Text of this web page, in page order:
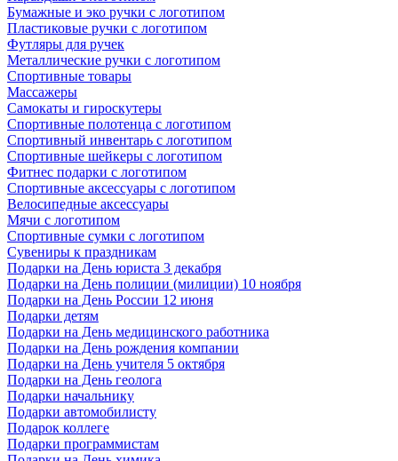
Бумажные и эко ручки с логотипом
Пластиковые ручки с логотипом
Футляры для ручек
Металлические ручки с логотипом
Спортивные товары
Массажеры
Самокаты и гироскутеры
Спортивные полотенца с логотипом
Спортивный инвентарь с логотипом
Спортивные шейкеры с логотипом
Фитнес подарки с логотипом
Спортивные аксессуары с логотипом
Велосипедные аксессуары
Мячи с логотипом
Спортивные сумки с логотипом
Сувениры к праздникам
Подарки на День юриста 3 декабря
Подарки на День полиции (милиции) 10 ноября
Подарки на День России 12 июня
Подарки детям
Подарки на День медицинского работника
Подарки на День рождения компании
Подарки на День учителя 5 октября
Подарки на День геолога
Подарки начальнику
Подарки автомобилисту
Подарок коллеге
Подарки программистам